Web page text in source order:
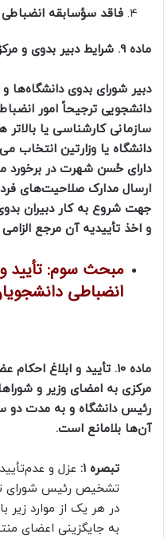
فاقد سؤسابقه انضباطی
ماده 9. شرایط دبیر بدوی و مرکزی:
دبیر شورای بدوی دانشگاه‌ها
دانشجویی ترجیحاً امور
سازمانی کارشناسی یا
دانشگاه یا وزارتین
دارای حُسن شهرت در برخورد
ارسال مدارک صلاحیت‌های
جهت شروع به کار دبیران
و اخذ تأییدیه آن مرجع
مبحث سوم: تأیید
انضباطی
ماده 10. تأیید و ابلاغ
مرکزی به امضای وزیر و
رئیس دانشگاه و به مدت دو
آن‌ها بلامانع است.
تبصره ۱: عزل و
تشخیص رئیس شورای
در هر یک از موارد زیر
به جایگزینی اعضای